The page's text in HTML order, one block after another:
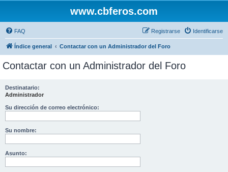
www.cbferos.com
FAQ Identificarse
Registrarse
Índice general Contactar con un Administrador del Foro
Contactar con un Administrador del Foro
Destinatario:
Administrador
Su dirección de correo electrónico:
Su nombre:
Asunto: